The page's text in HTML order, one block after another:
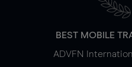
BEST MOBILE
ADVFN